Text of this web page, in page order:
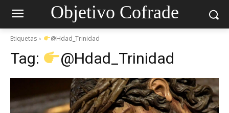
Objetivo Cofrade
Etiquetas @Hdad_Trinidad
Tag: @Hdad_Trinidad